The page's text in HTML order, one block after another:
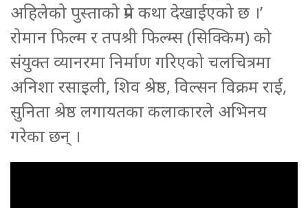
अहिलेको पुस्ताको प्रेम कथा देखाईएको छ ।’
रोमान फिल्म र तपश्री फिल्म्स (सिक्किम) को
संयुक्त व्यानरमा निर्माण गरिएको चलचित्रमा
अनिशा रसाइली, शिव श्रेष्ठ, विल्सन विक्रम राई,
सुनिता श्रेष्ठ लगायतका कलाकारले अभिनय
गरेका छन् ।